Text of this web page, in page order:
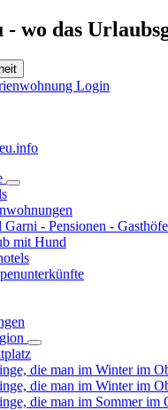
- wo das
Login
Garni - Pensionen - Gasthöfe
mit Hund
die man im Winter im
die man im Winter im
die man im Sommer im